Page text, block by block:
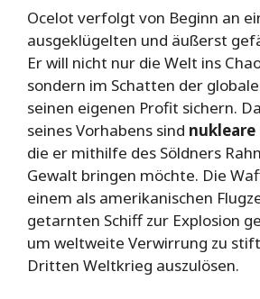
Ocelot verfolgt von Beginn an
ausgeklügelten und äußerst
Er will nicht nur die Welt ins
sondern im Schatten der
seinen eigenen Profit sichern.
seines Vorhabens sind nukleare
die er mithilfe des Söldners
Gewalt bringen möchte. Die
einem als amerikanischen
getarnten Schiff zur Explosion
um weltweite Verwirrung zu
Dritten Weltkrieg auszulösen.